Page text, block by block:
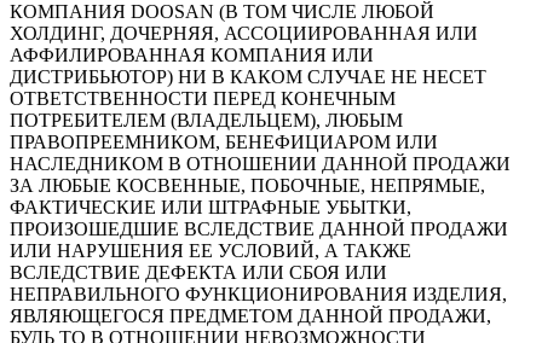
КОМПАНИЯ DOOSAN (В ТОМ ЧИСЛЕ ЛЮБОЙ
ХОЛДИНГ, ДОЧЕРНЯЯ, АССОЦИИРОВАННАЯ ИЛИ
АФФИЛИРОВАННАЯ КОМПАНИЯ ИЛИ
ДИСТРИБЬЮТОР) НИ В КАКОМ СЛУЧАЕ НЕ НЕСЕТ
ОТВЕТСТВЕННОСТИ ПЕРЕД КОНЕЧНЫМ
ПОТРЕБИТЕЛЕМ (ВЛАДЕЛЬЦЕМ), ЛЮБЫМ
ПРАВОПРЕЕМНИКОМ, БЕНЕФИЦИАРОМ ИЛИ
НАСЛЕДНИКОМ В ОТНОШЕНИИ ДАННОЙ ПРОДАЖИ
ЗА ЛЮБЫЕ КОСВЕННЫЕ, ПОБОЧНЫЕ, НЕПРЯМЫЕ,
ФАКТИЧЕСКИЕ ИЛИ ШТРАФНЫЕ УБЫТКИ,
ПРОИЗОШЕДШИЕ ВСЛЕДСТВИЕ ДАННОЙ ПРОДАЖИ
ИЛИ НАРУШЕНИЯ ЕЕ УСЛОВИЙ, А ТАКЖЕ
ВСЛЕДСТВИЕ ДЕФЕКТА ИЛИ СБОЯ ИЛИ
НЕПРАВИЛЬНОГО ФУНКЦИОНИРОВАНИЯ ИЗДЕЛИЯ,
ЯВЛЯЮЩЕГОСЯ ПРЕДМЕТОМ ДАННОЙ ПРОДАЖИ,
БУДЬ ТО В ОТНОШЕНИИ НЕВОЗМОЖНОСТИ